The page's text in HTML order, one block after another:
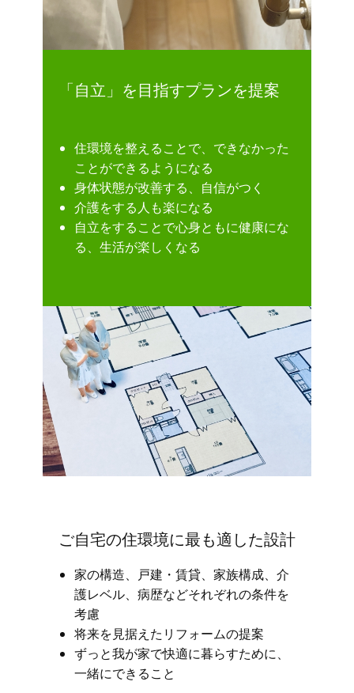
「自立」を目指すプランを提案
住環境を整えることで、できなかった
ことができるようになる
身体状態が改善する、自信がつく
介護をする人も楽になる
自立をすることで心身ともに健康にな
る、生活が楽しくなる
ご自宅の住環境に最も適した設計
家の構造、戸建・賃貸、家族構成、介
護レベル、病歴などそれぞれの条件を
考慮
将来を見据えたリフォームの提案
ずっと我が家で快適に暮らすために、
一緒にできること